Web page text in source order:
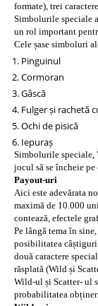
formate), trei
Simbolurile speciale
un rol important
Cele șase simboluri
Pinguinul
Cormoran
Gâscă
Fulger și rachetă
Ochi de pisică
Iepuraș
Simbolurile speciale,
jocul să se încheie
Payout-uri
Aici este adevărata
maximă de 10.000
contează, efectele
Pe lângă tema în
posibilitatea
două caractere
răsplată (Wild și
Wild-ul și Scatter- ul
probabilitatea